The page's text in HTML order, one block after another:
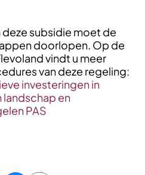
deze subsidie moet de
doorlopen. Op de
vindt u meer
van deze regeling:
investeringen in
en
PAS